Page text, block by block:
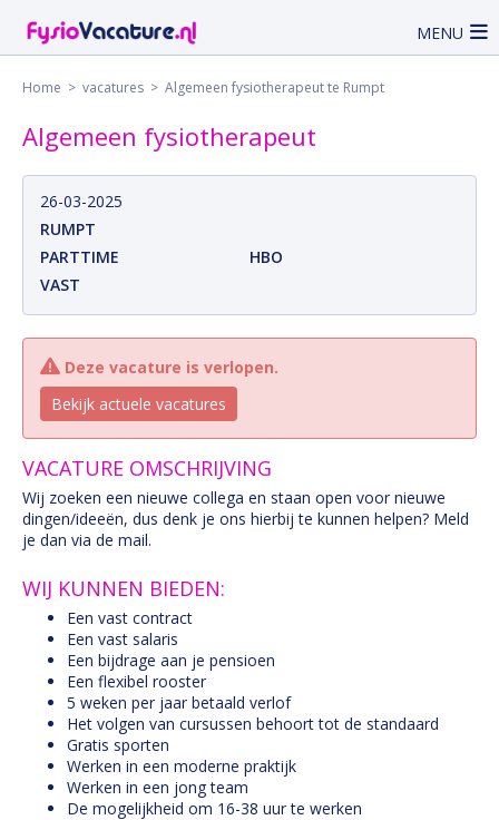
MENU
Home > vacatures > Algemeen fysiotherapeut te Rumpt
Algemeen fysiotherapeut
26-03-2025
RUMPT
PARTTIME
HBO
VAST
Deze vacature is verlopen.
Bekijk actuele vacatures
VACATURE OMSCHRIJVING
Wij zoeken een nieuwe collega en staan open voor nieuwe
dingen/ideeën, dus denk je ons hierbij te kunnen helpen? Meld
je dan via de mail.
WIJ KUNNEN BIEDEN:
Een vast contract
Een vast salaris
Een bijdrage aan je pensioen
Een flexibel rooster
5 weken per jaar betaald verlof
Het volgen van cursussen behoort tot de standaard
Gratis sporten
Werken in een moderne praktijk
Werken in een jong team
De mogelijkheid om 16-38 uur te werken